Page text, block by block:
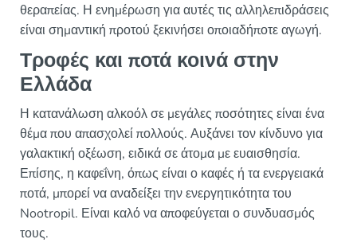
θεραπείας. Η ενημέρωση για αυτές τις αλληλεπιδράσεις
είναι σημαντική προτού ξεκινήσει οποιαδήποτε αγωγή.
Τροφές και ποτά κοινά στην
Ελλάδα
Η κατανάλωση αλκοόλ σε μεγάλες ποσότητες είναι ένα
θέμα που απασχολεί πολλούς. Αυξάνει τον κίνδυνο για
γαλακτική οξέωση, ειδικά σε άτομα με ευαισθησία.
Επίσης, η καφεΐνη, όπως είναι ο καφές ή τα ενεργειακά
ποτά, μπορεί να αναδείξει την ενεργητικότητα του
Nootropil. Είναι καλό να αποφεύγεται ο συνδυασμός
τους.